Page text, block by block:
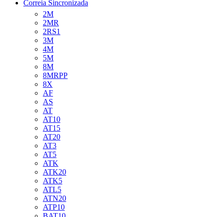
Correia Sincronizada
2M
2MR
2RS1
3M
4M
5M
8M
8MRPP
8X
AF
AS
AT
AT10
AT15
AT20
AT3
AT5
ATK
ATK20
ATK5
ATL5
ATN20
ATP10